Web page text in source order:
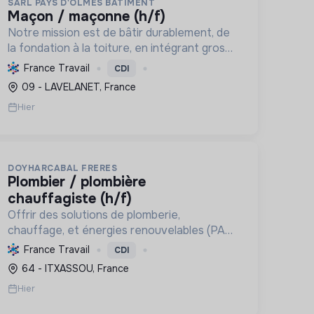
SARL PAYS D'OLMES BATIMENT
maçon / maçonne (h/f)
Notre mission est de bâtir durablement, de
la fondation à la toiture, en intégrant gros
œuvre, rénovation et désamiantage. Nous
formons des talents et valorisons
l'insertion, avec le Label RGE.
France Travail CDI
09 - LAVELANET, France
Hier
DOYHARCABAL FRERES
plombier / plombière
chauffagiste (h/f)
Offrir des solutions de plomberie,
chauffage, et énergies renouvelables (PAC,
chauffe-eau thermodynamiques) pour le
confort et la transition écologique.
Labellisée RGE, elle garantit l'efficacité
éner...
France Travail CDI
64 - ITXASSOU, France
Hier